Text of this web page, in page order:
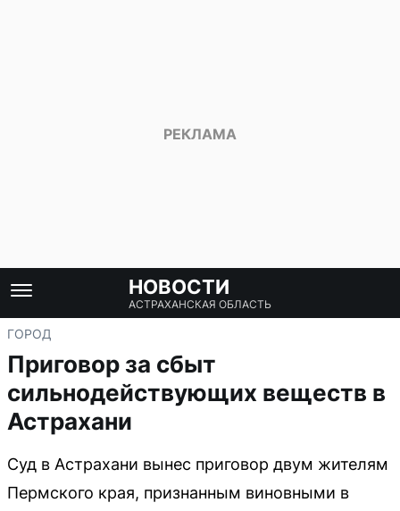
НОВОСТИ
АСТРАХАНСКАЯ ОБЛАСТЬ
ГОРОД
Приговор за сбыт
сильнодействующих веществ в
Астрахани
Суд в Астрахани вынес приговор двум жителям
Пермского края, признанным виновными в